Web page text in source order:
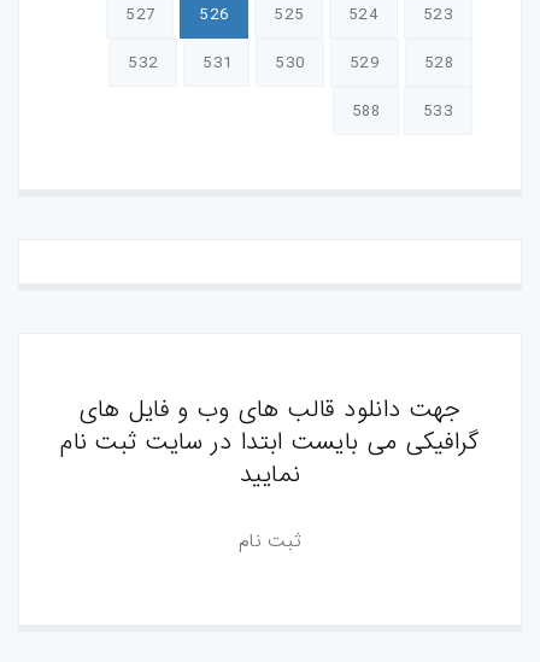
523
524
525
526
527
528
529
530
531
532
533
588
جهت دانلود قالب های وب و فایل های
گرافیکی می بایست ابتدا در سایت ثبت نام
نمایید
ثبت نام